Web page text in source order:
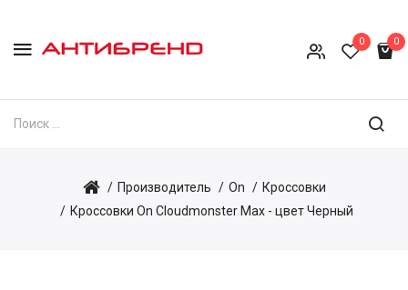
0 0
Производитель On
Кроссовки
Кроссовки On Cloudmonster Max - цвет Черный